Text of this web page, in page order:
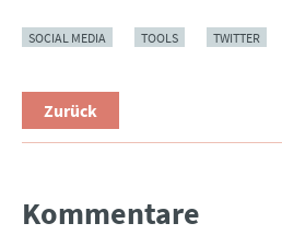
SOCIAL MEDIA TOOLS TWITTER
Zurück
Kommentare